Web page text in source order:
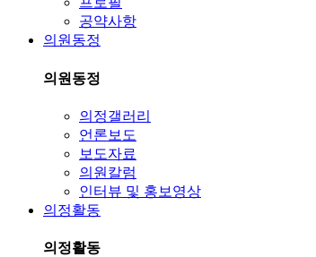
공약사항
의원동정
의원동정
의정갤러리
언론보도
보도자료
의원칼럼
인터뷰 및 홍보영상
의정활동
의정활동